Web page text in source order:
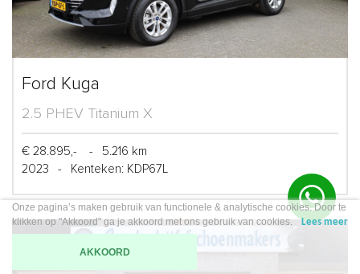
Ford Kuga
2.5 PHEV Titanium X
€ 28.895,- -
5.216 km
2023
- Kenteken: KDP67L
Onze pagina’s maken gebruik van functionele & analytische cookies. Door te
klikken op "Akkoord" ga je akkoord met ons gebruik van cookies.
Lees meer
AKKOORD